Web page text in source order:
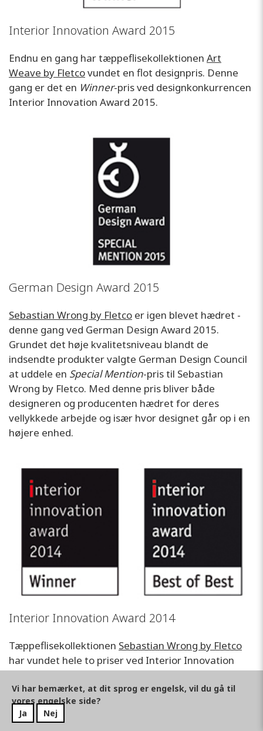
Interior Innovation Award 2015
Endnu en gang har tæppeflisekollektionen Art
Weave by Fletcovundet en flot designpris. Denne
gang er det en Winner-pris ved designkonkurrencen
Interior Innovation Award 2015.
German Design Award 2015
Sebastian Wrong by Fletco er igen blevet hædret -
denne gang ved German Design Award 2015.
Grundet det høje kvalitetsniveau blandt de
indsendte produkter valgte German Design Council
at uddele en Special Mention-pris til Sebastian
Wrong by Fletco. Med denne pris bliver både
designeren og producenten hædret for deres
vellykkede arbejde og især hvor designet går op i en
højere enhed.
Interior Innovation Award 2014
Tæppeflisekollektionen Sebastian Wrong by Fletco
har vundet hele to priser ved Interior Innovation
Award 2014. Det blev til både enWinner-pris og en
Best of Best-pris.
Vi har bemærket, at dit sprog er engelsk, vil du gå til
vores engelske side?
Ja
Nej